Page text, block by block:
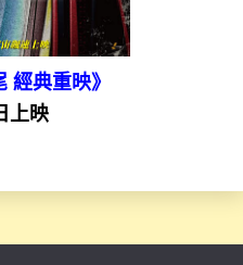
經典重映》
上映